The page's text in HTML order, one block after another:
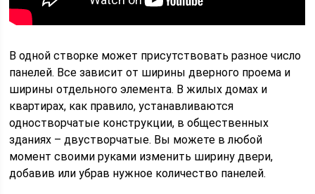
В одной створке может присутствовать разное число
панелей. Все зависит от ширины дверного проема и
ширины отдельного элемента. В жилых домах и
квартирах, как правило, устанавливаются
одностворчатые конструкции, в общественных
зданиях – двустворчатые. Вы можете в любой
момент своими руками изменить ширину двери,
добавив или убрав нужное количество панелей.